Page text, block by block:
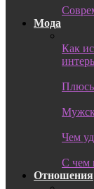
Мода
Как
Чем
С чем
Отношения